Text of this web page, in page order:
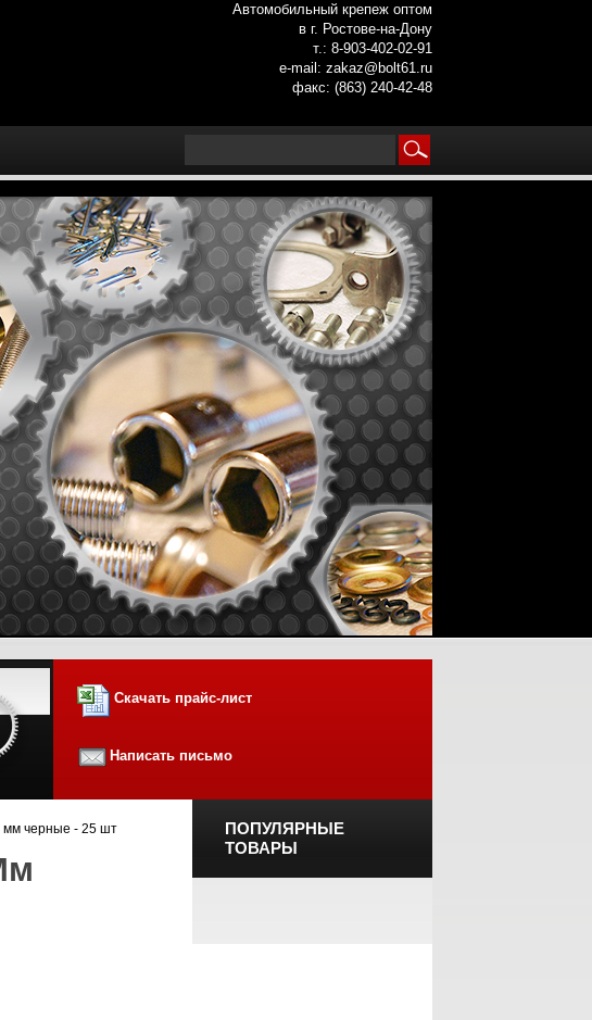
Автомобильный крепеж оптом
в г. Ростове-на-Дону
т.: 8-903-402-02-91
e-mail: zakaz@bolt61.ru
факс: (863) 240-42-48
Скачать прайс-лист
Написать письмо
ПОПУЛЯРНЫЕ
ТОВАРЫ
мм черные - 25 шт